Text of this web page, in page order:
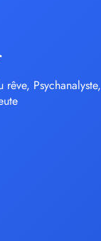
Psychanalyste,